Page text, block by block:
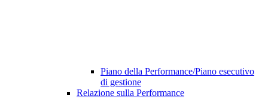
Piano della Performance/Piano esecutivo
di gestione
Relazione sulla Performance